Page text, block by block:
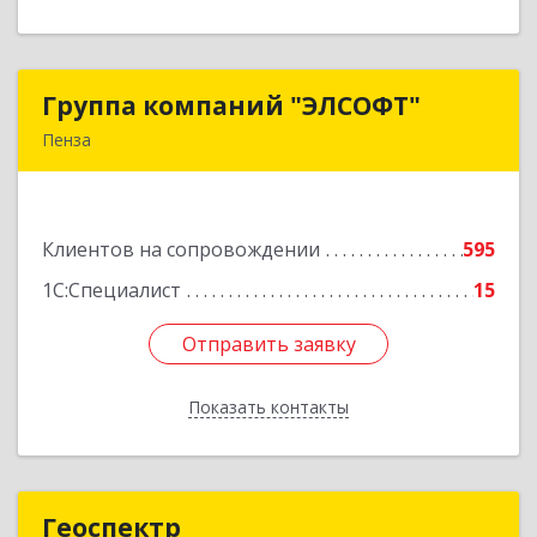
Группа компаний "ЭЛСОФТ"
Пенза
Клиентов на сопровождении
595
1С:Специалист
15
Отправить заявку
Показать контакты
Группа компаний "ЭЛСОФТ"
Подробнее
Отправить заявку
Назад
Геоспектр